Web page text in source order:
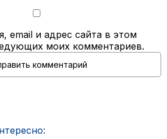
email и адрес сайта в этом
моих комментариев.